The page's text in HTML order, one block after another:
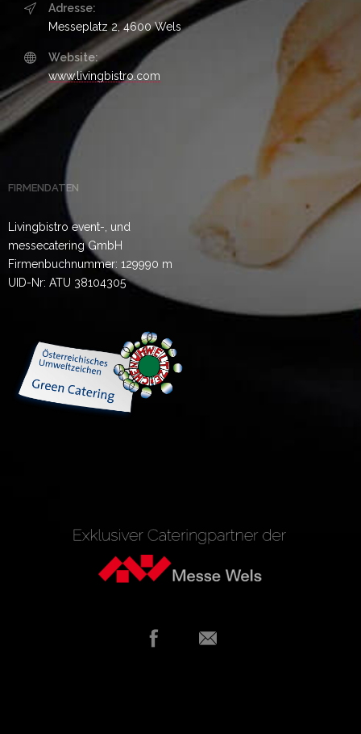
Adresse:
Messeplatz 2, 4600 Wels
Website:
www.livingbistro.com
FIRMENDATEN
Livingbistro event-, und
messecatering GmbH
Firmenbuchnummer: 129990 m
UID-Nr: ATU 38104305